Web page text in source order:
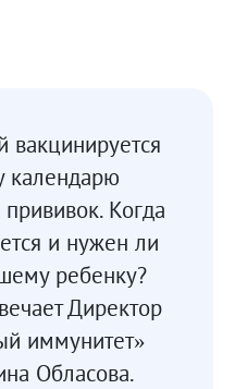
вакцинируется
календарю
Когда
и нужен ли
ребенку?
Директор
иммунитет»
Обласова.